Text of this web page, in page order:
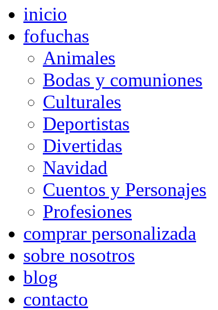
inicio
fofuchas
Animales
Bodas y comuniones
Culturales
Deportistas
Divertidas
Navidad
Cuentos y Personajes
Profesiones
comprar personalizada
sobre nosotros
blog
contacto